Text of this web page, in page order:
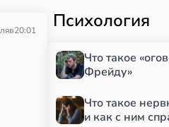
в20:01 Психология
Что такое
Фрейду»
Что такое
и как с ним